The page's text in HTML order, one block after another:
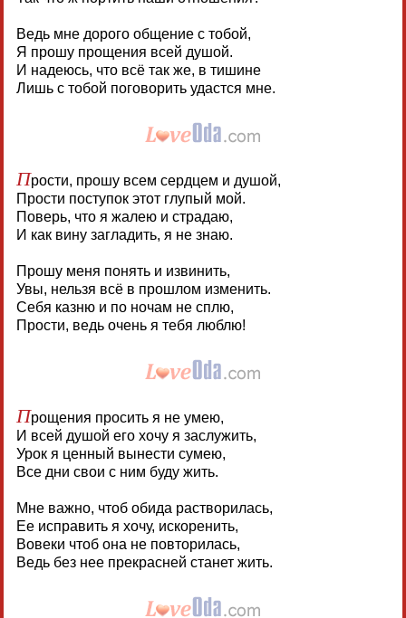
Ведь мне дорого общение с тобой,
Я прошу прощения всей душой.
И надеюсь, что всё так же, в тишине
Лишь с тобой поговорить удастся мне.
Прости, прошу всем сердцем и душой,
Прости поступок этот глупый мой.
Поверь, что я жалею и страдаю,
И как вину загладить, я не знаю.
Прошу меня понять и извинить,
Увы, нельзя всё в прошлом изменить.
Себя казню и по ночам не сплю,
Прости, ведь очень я тебя люблю!
Прощения просить я не умею,
И всей душой его хочу я заслужить,
Урок я ценный вынести сумею,
Все дни свои с ним буду жить.
Мне важно, чтоб обида растворилась,
Ее исправить я хочу, искоренить,
Вовеки чтоб она не повторилась,
Ведь без нее прекрасней станет жить.